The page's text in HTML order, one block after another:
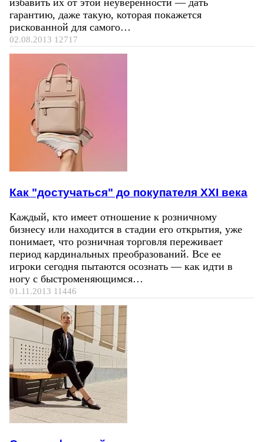
гарантию, даже такую, которая покажется
рискованной для самого…
02.08.2013 12717
Как "достучаться" до покупателя ХХI века
Каждый, кто имеет отношение к розничному
бизнесу или находится в стадии его открытия, уже
понимает, что розничная торговля переживает
период кардинальных преобразований. Все ее
игроки сегодня пытаются осознать — как идти в
ногу с быстроменяющимся…
01.11.2013 11446